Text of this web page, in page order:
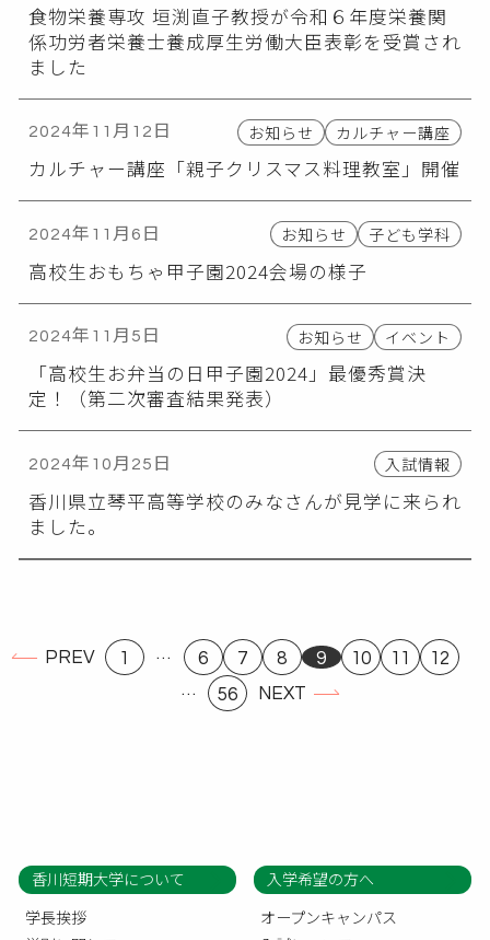
食物栄養専攻 垣渕直子教授が令和６年度栄養関
係功労者栄養士養成厚生労働大臣表彰を受賞され
ました
2024年11月12日 お知らせ カルチャー講座
カルチャー講座「親子クリスマス料理教室」開催
2024年11月6日 お知らせ 子ども学科
高校生おもちゃ甲子園2024会場の様子
2024年11月5日 お知らせ イベント
「高校生お弁当の日甲子園2024」最優秀賞決
定！（第二次審査結果発表）
2024年10月25日 入試情報
香川県立琴平高等学校のみなさんが見学に来られ
ました。
PREV 1 … 6 7 8 9 10 11
12
…
56 NEXT
香川短期大学について
学長挨拶
入学希望の方へ
オープンキャンパス